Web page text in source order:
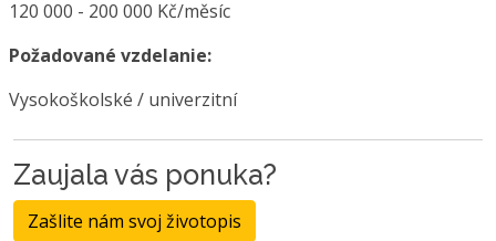
120 000 - 200 000 Kč/měsíc
Požadované vzdelanie:
Vysokoškolské / univerzitní
Zaujala vás ponuka?
Zašlite nám svoj životopis